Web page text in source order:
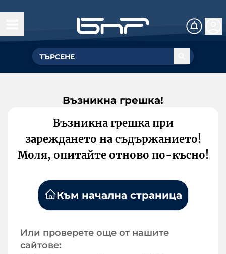
Възникна грешка!
Възникна грешка при
зареждането на съдържанието!
Моля, опитайте отново по-късно!
Към начална страница
Или проверете още от нашите
сайтове: